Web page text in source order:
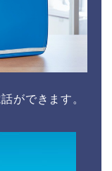
ができます。